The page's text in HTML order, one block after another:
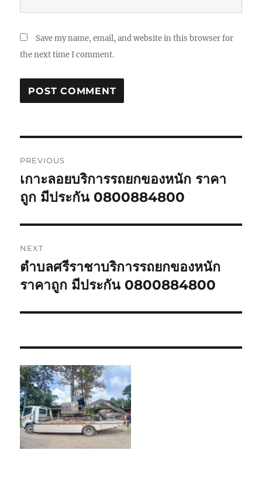
Save my name, email, and website in this browser for
the next time I comment.
navigation
PREVIOUS
Previous
post:
เกาะลอยบริการรถยกของหนัก ราคา
ถูก มีประกัน 0800884800
NEXT
Next
post:
ตำบลศรีราชาบริการรถยกของหนัก
ราคาถูก มีประกัน 0800884800